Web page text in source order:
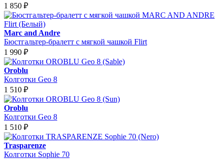
1 850 ₽
Marc and Andre
Бюстгальтер-бралетт с мягкой чашкой Flirt
1 990 ₽
Oroblu
Колготки Geo 8
1 510 ₽
Oroblu
Колготки Geo 8
1 510 ₽
Trasparenze
Колготки Sophie 70